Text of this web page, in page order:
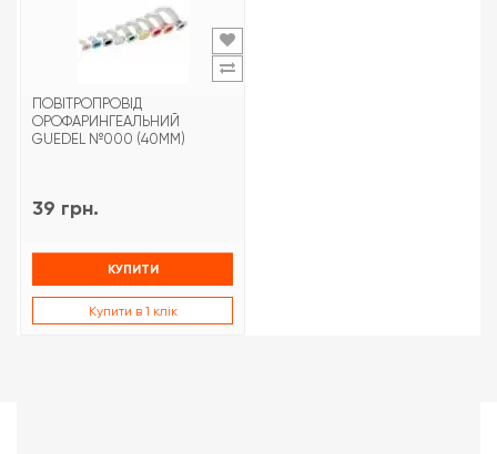
ПОВІТРОПРОВІД
ОРОФАРИНГЕАЛЬНИЙ
GUEDEL №000 (40ММ)
39 грн.
КУПИТИ
Купити в 1 клік